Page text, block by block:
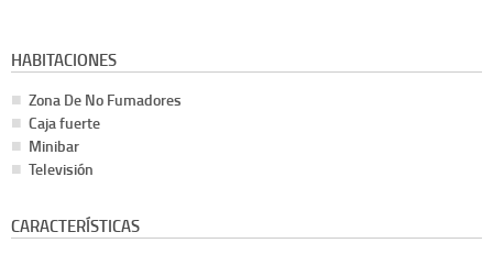
HABITACIONES
Zona De No Fumadores
Caja fuerte
Minibar
Televisión
CARACTERÍSTICAS